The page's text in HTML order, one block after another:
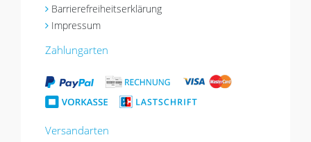
Barrierefreiheitserklärung
Impressum
Zahlungarten
Versandarten